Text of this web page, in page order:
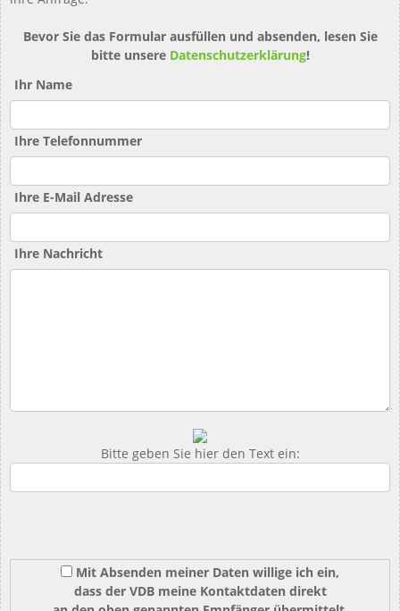
Bevor Sie das Formular ausfüllen und absenden, lesen Sie
bitte unsere Datenschutzerklärung!
Ihr Name
Ihre Telefonnummer
Ihre E-Mail Adresse
Ihre Nachricht
Bitte geben Sie hier den Text ein:
Mit Absenden meiner Daten willige ich ein,
dass der VDB meine Kontaktdaten direkt